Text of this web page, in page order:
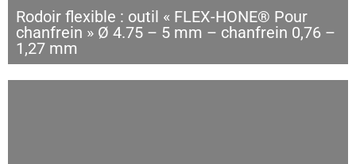
Rodoir flexible : outil « FLEX-HONE® Pour
chanfrein » Ø 4.75 – 5 mm – chanfrein 0,76 –
1,27 mm